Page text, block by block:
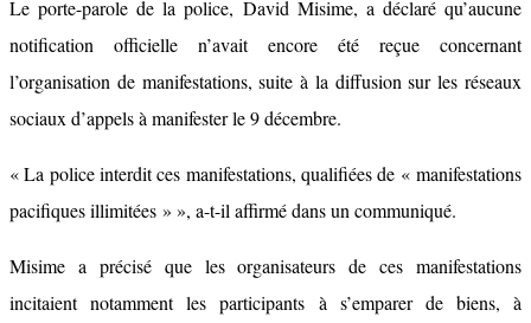
Le porte-parole de la police, David Misime, a déclaré qu’aucune
notification officielle n’avait encore été reçue concernant
l’organisation de manifestations, suite à la diffusion sur les réseaux
sociaux d’appels à manifester le 9 décembre.
« La police interdit ces manifestations, qualifiées de « manifestations
pacifiques illimitées » », a-t-il affirmé dans un communiqué.
Misime a précisé que les organisateurs de ces manifestations
incitaient notamment les participants à s’emparer de biens, à